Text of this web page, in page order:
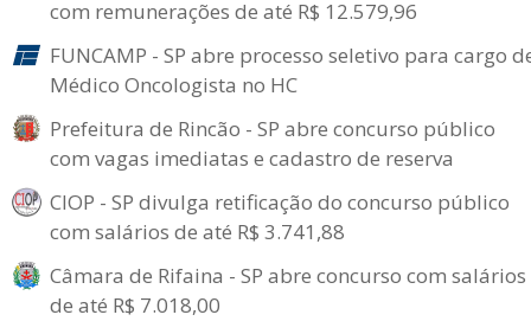
com remunerações de até R$ 12.579,96
FUNCAMP - SP abre processo seletivo para cargo
Médico Oncologista no HC
Prefeitura de Rincão - SP abre concurso público
com vagas imediatas e cadastro de reserva
CIOP - SP divulga retificação do concurso público
com salários de até R$ 3.741,88
Câmara de Rifaina - SP abre concurso com salários
de até R$ 7.018,00